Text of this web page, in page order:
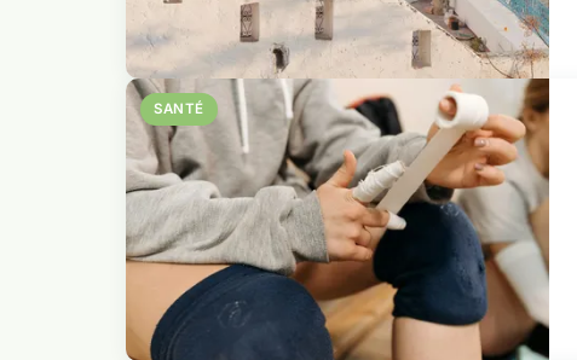
SANTÉ